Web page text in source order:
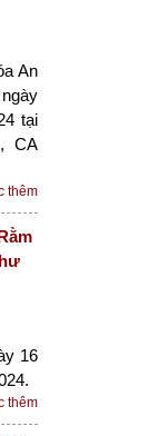
An
tại
CA
thêm
16
thêm